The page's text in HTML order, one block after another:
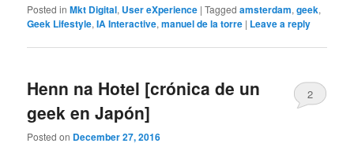
Posted in Mkt Digital, User eXperience |Tagged amsterdam,geek,
Geek Lifestyle,IA Interactive,manuel de la torre | Leave a reply
Henn na Hotel [crónica de un
geek en Japón]
Posted on December 27, 2016
2